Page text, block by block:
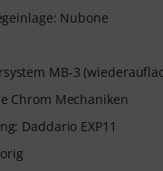
Nubone
MB-3
Chrom Mechaniken
Daddario EXP11